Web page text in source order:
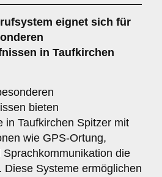
eignet sich für
in Taufkirchen
bieten
in Taufkirchen Spitzer mit
wie GPS-Ortung,
die
Diese Systeme ermöglichen